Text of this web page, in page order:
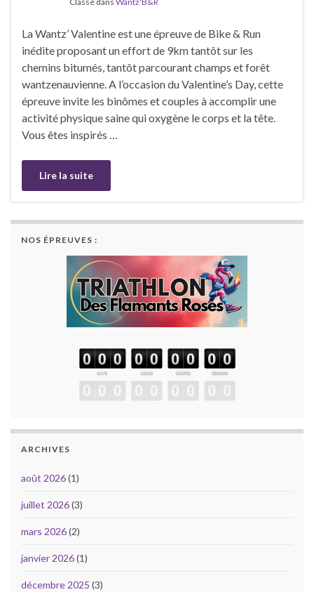
La Wantz’ Valentine est une épreuve de Bike & Run
inédite proposant un effort de 9km tantôt sur les
chemins bitumés, tantôt parcourant champs et forêt
wantzenauvienne. A l’occasion du Valentine’s Day, cette
épreuve invite les binômes et couples à accomplir une
activité physique saine qui oxygène le corps et la tête.
Vous êtes inspirés …
Lire la suite
NOS ÉPREUVES :
ARCHIVES
août 2026(1)
juillet 2026(3)
mars 2026(2)
janvier 2026(1)
décembre 2025 (3)